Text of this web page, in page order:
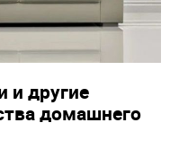
и другие
домашнего